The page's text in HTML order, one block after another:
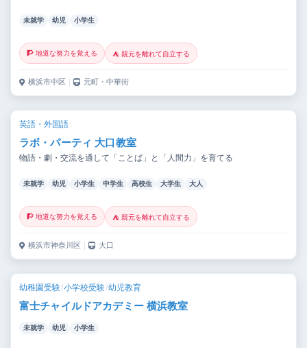
未就学 幼児 小学生
🧗 地道な努力を覚える ⛺ 親元を離れて自立する
横浜市中区 ｜ 元町・中華街
英語・外国語
ラボ・パーティ 大口教室
物語・劇・交流を通して「ことば」と「人間力」を育てる
未就学 幼児 小学生 中学生 高校生 大学生 大人
🧗 地道な努力を覚える ⛺ 親元を離れて自立する
横浜市神奈川区 ｜ 大口
幼稚園受験/小学校受験/幼児教育
富士チャイルドアカデミー 横浜教室
未就学 幼児 小学生